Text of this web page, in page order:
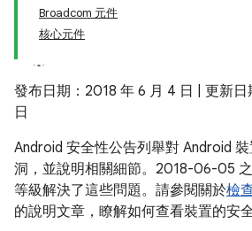
Broadcom 元件
核心元件
發布日期：2018 年 6 月 4 日 | 更新
日
Android 安全性公告列舉對 Android
洞，並說明相關細節。2018-06-05
等級解決了這些問題。請參閱關於檢
的說明文章，瞭解如何查看裝置的安